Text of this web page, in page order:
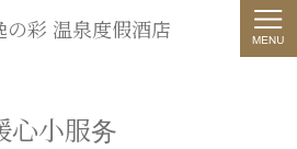
の彩 温泉度假酒店
心小服务